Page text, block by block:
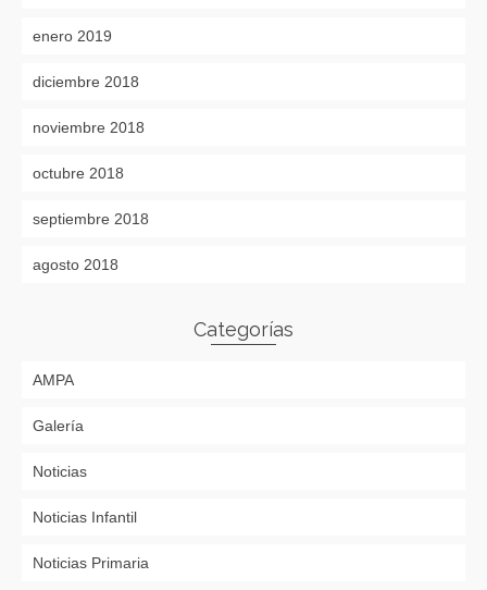
enero 2019
diciembre 2018
noviembre 2018
octubre 2018
septiembre 2018
agosto 2018
Categorías
AMPA
Galería
Noticias
Noticias Infantil
Noticias Primaria